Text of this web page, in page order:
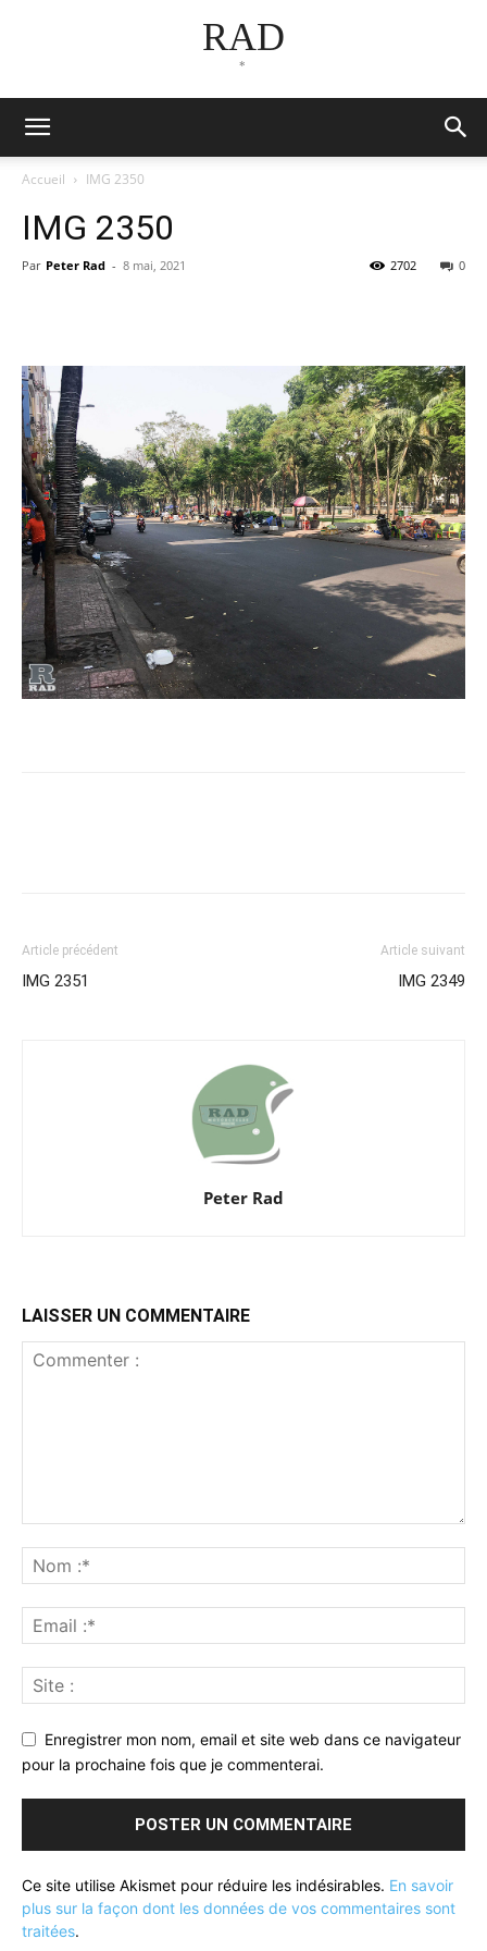
RAD
*
Accueil IMG 2350
IMG 2350
Par Peter Rad - 8 mai, 2021 0
2702
Article précédent
IMG 2351
Article suivant
IMG 2349
Peter Rad
LAISSER UN COMMENTAIRE
Enregistrer mon nom, email et site web dans ce navigateur
pour la prochaine fois que je commenterai.
Ce site utilise Akismet pour réduire les indésirables. En savoir
plus sur la façon dont les données de vos commentaires sont
traitées.